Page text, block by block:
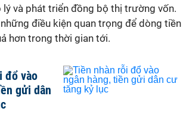
lý và phát triển đồng bộ thị trường vốn.
điều kiện quan trọng để dòng tiền
hơn trong thời gian tới.
đổ vào
gửi dân